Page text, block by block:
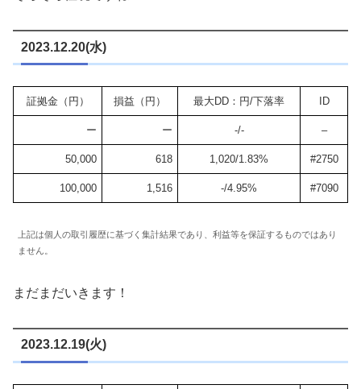
2023.12.20(水)
証拠金（円） 損益（円） 最大DD：円/下落率 ID
ー ー -/- –
50,000 618 1,020/1.83% #2750
100,000 1,516 -/4.95% #7090
上記は個人の取引履歴に基づく集計結果であり、利益等を保証するものではあり
ません。
まだまだいきます！
2023.12.19(火)